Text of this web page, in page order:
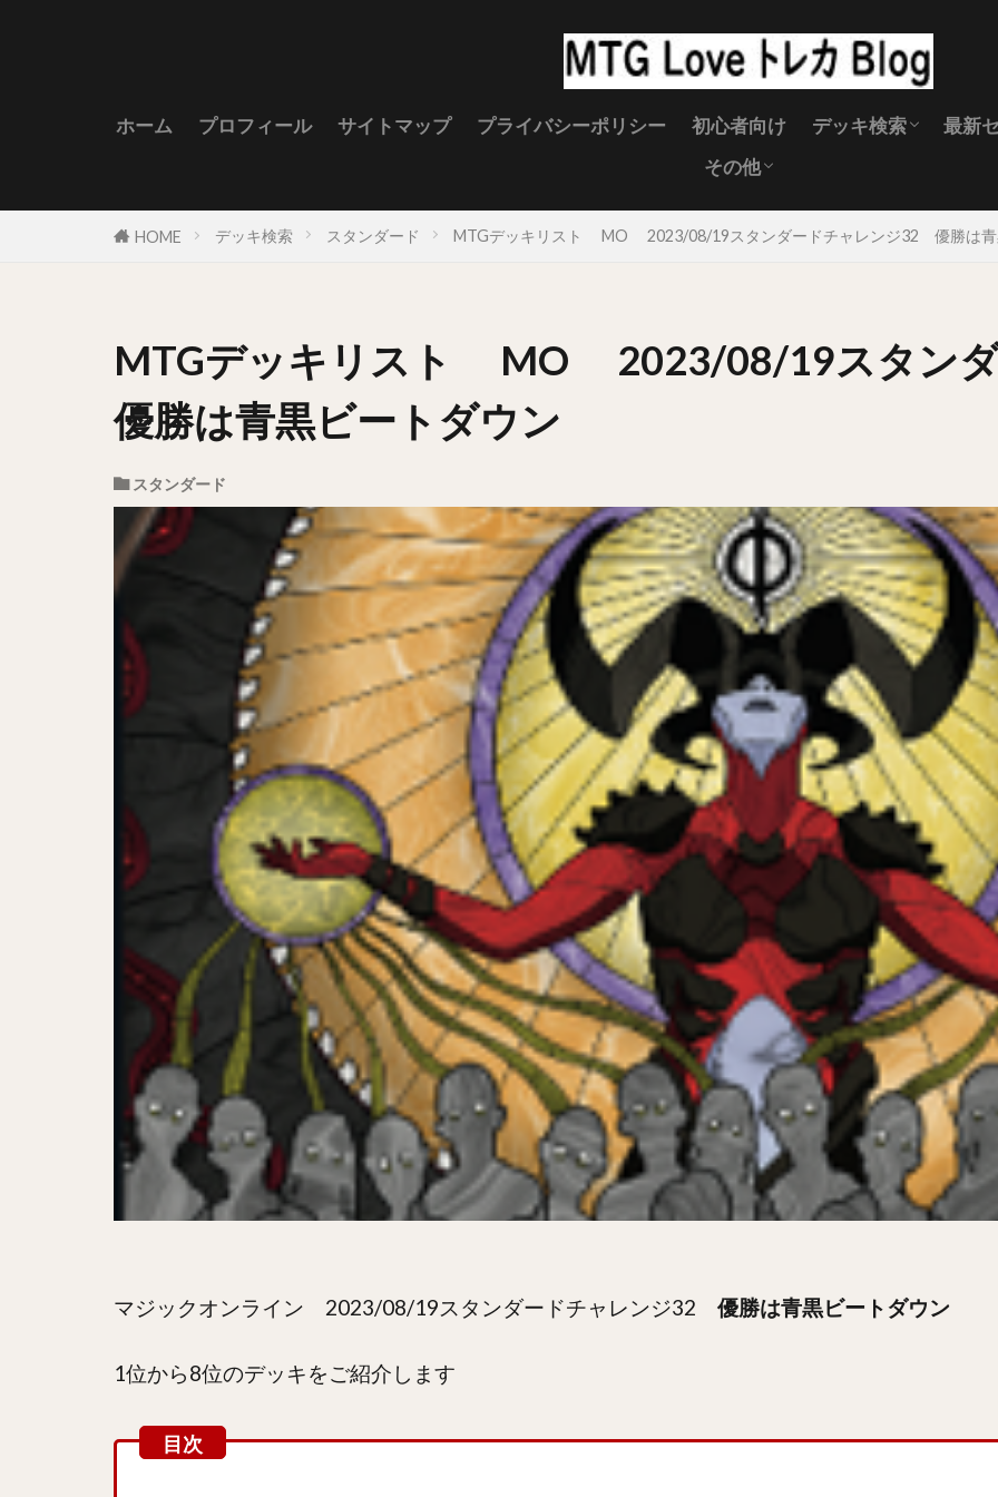
ホーム プロフィール サイトマップ プライバシーポリシー 初心者向け デッキ検索
最新
その他
HOME デッキ検索 スタンダード MTGデッキリスト MO 2023/08/19スタンダードチャレンジ32 優勝は青
MTGデッキリスト MO 2023/08/19スタン
優勝は青黒ビートダウン
スタンダード
マジックオンライン 2023/08/19スタンダードチャレンジ32 優勝は青黒ビートダウン
1位から8位のデッキをご紹介します